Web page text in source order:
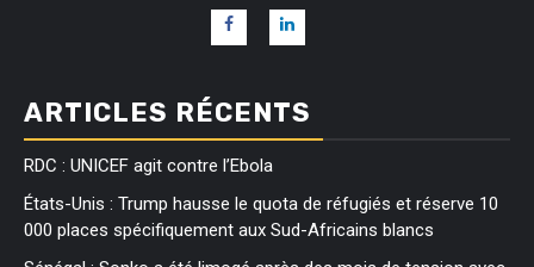
ARTICLES RÉCENTS
RDC : UNICEF agit contre l’Ebola
États-Unis : Trump hausse le quota de réfugiés et réserve 10
000 places spécifiquement aux Sud-Africains blancs